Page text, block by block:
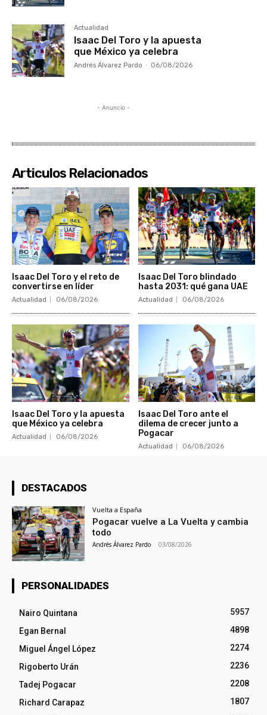
Actualidad
Isaac Del Toro y la apuesta
que México ya celebra
Andrés Álvarez Pardo - 06/08/2026
- Anuncio -
Articulos Relacionados
Isaac Del Toro y el reto de
convertirse en líder
Actualidad 06/08/2026
Isaac Del Toro blindado
hasta 2031: qué gana UAE
Actualidad 06/08/2026
Isaac Del Toro y la apuesta
que México ya celebra
Actualidad 06/08/2026
Isaac Del Toro ante el
dilema de crecer junto a
Pogacar
Actualidad 06/08/2026
DESTACADOS
Vuelta a España
Pogacar vuelve a La Vuelta y cambia
todo
Andrés Álvarez Pardo - 03/08/2026
PERSONALIDADES
Nairo Quintana
5957
Egan Bernal
4898
Miguel Ángel López
2274
Rigoberto Urán
2236
Tadej Pogacar
2208
Richard Carapaz
1807